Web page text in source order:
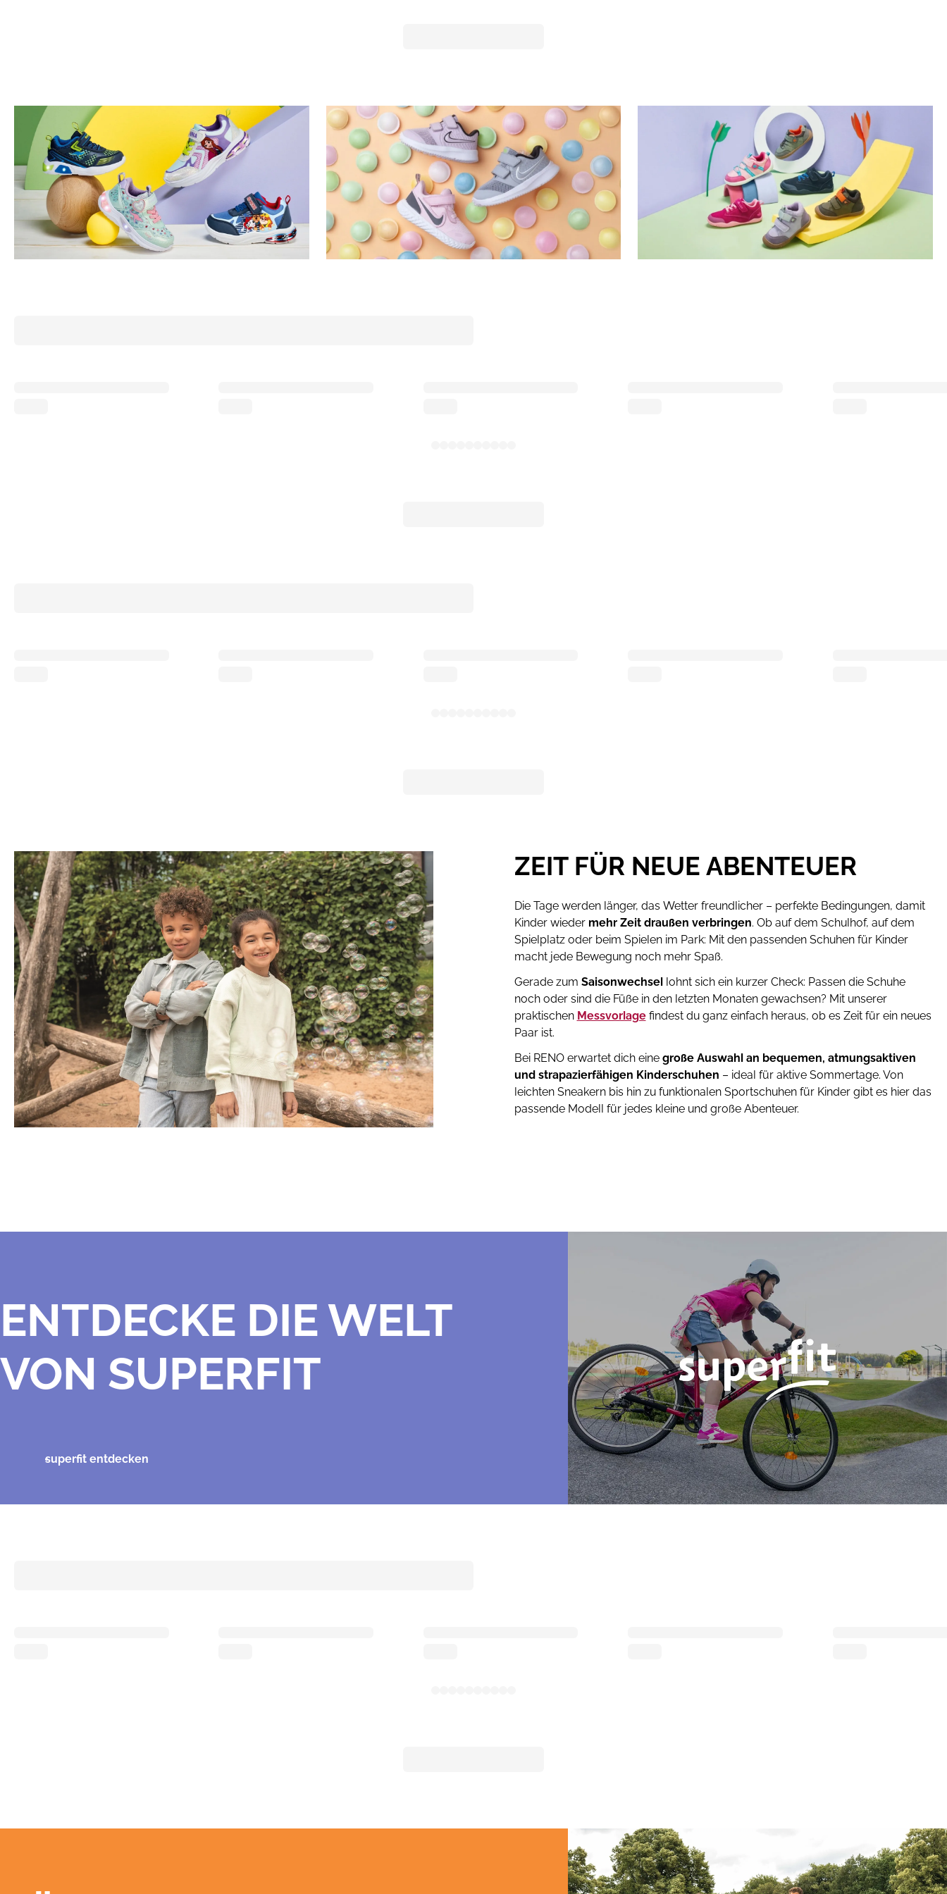
ZEIT FÜR NEUE ABENTEUER
Die Tage werden länger, das Wetter freundlicher – perfekte Bedingungen, damit
Kinder wieder mehr Zeit draußen verbringen. Ob auf dem Schulhof, auf dem
Spielplatz oder beim Spielen im Park: Mit den passenden Schuhen für Kinder
macht jede Bewegung noch mehr Spaß.
Gerade zum Saisonwechsellohnt sich ein kurzer Check: Passen die Schuhe
noch oder sind die Füße in den letzten Monaten gewachsen? Mit unserer
praktischen Messvorlagefindest du ganz einfach heraus, ob es Zeit für ein neues
Paar ist.
Bei RENO erwartet dich eine große Auswahl an bequemen, atmungsaktiven
und strapazierfähigen Kinderschuhen – ideal für aktive Sommertage. Von
leichten Sneakern bis hin zu funktionalen Sportschuhen für Kinder gibt es hier das
passende Modell für jedes kleine und große Abenteuer.
ENTDECKE DIE WELT
VON SUPERFIT
superfit entdecken